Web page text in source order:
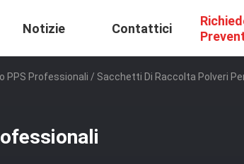
Notizie Contattici
PPS Professionali / Sacchetti Di Raccolta Polveri